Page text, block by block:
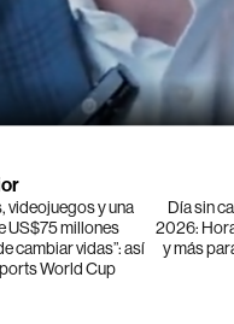
videojuegos y una
US$75 millones
cambiar vidas”: así
World Cup
Día sin
2026:
y más